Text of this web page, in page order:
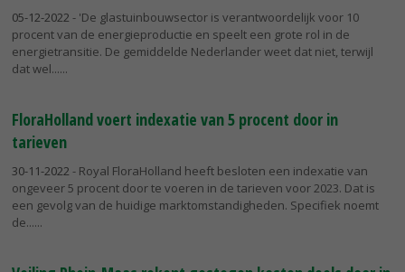
05-12-2022 - 'De glastuinbouwsector is verantwoordelijk voor 10
procent van de energieproductie en speelt een grote rol in de
energietransitie. De gemiddelde Nederlander weet dat niet, terwijl
dat wel...
FloraHolland voert indexatie van 5 procent door in
tarieven
30-11-2022 - Royal FloraHolland heeft besloten een indexatie van
ongeveer 5 procent door te voeren in de tarieven voor 2023. Dat is
een gevolg van de huidige marktomstandigheden. Specifiek noemt
de...